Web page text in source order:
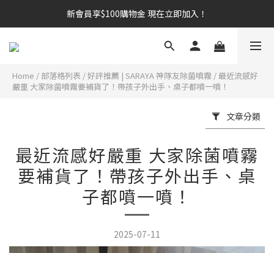
新會員享$100購物金 現在立即加入！
新會員享$100購物金 現在立即加入！
訂閱 Email 與 SMS，優惠活動搶先知道，訂單進度即時掌握
Home / 部落格列表 /好評推薦 | SARAYA 神隊友除菌噴霧 /最近流感好
嚴重 大家除菌噴霧要補貨了！帶孩子外出手、桌子都噴一噴！
文章分類
最近流感好嚴重 大家除菌噴霧
要補貨了！帶孩子外出手、桌
子都噴一噴！
2025-07-11